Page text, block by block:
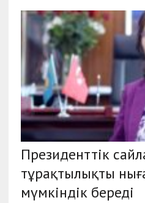
Президенттік
тұрақтылықты
мүмкіндік береді